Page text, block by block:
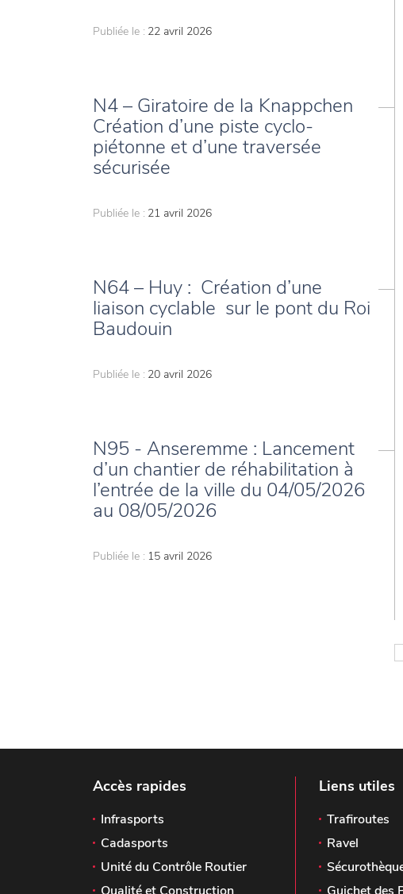
Publiée le : 22 avril 2026
N4 – Giratoire de la Knappchen
Création d’une piste cyclo-
piétonne et d’une traversée
sécurisée
Publiée le : 21 avril 2026
N64 – Huy : Création d’une
liaison cyclable sur le pont du Roi
Baudouin
Publiée le : 20 avril 2026
N95 - Anseremme : Lancement
d’un chantier de réhabilitation à
l’entrée de la ville du 04/05/2026
au 08/05/2026
Publiée le : 15 avril 2026
Accès rapides
Infrasports
Cadasports
Unité du Contrôle Routier
Liens utiles
Trafiroutes
Ravel